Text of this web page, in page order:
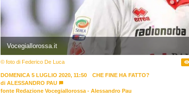
Vocegiallorossa.it
© foto di Federico De Luca
DOMENICA 5 LUGLIO 2020, 11:50
CHE FINE HA FATTO?
di ALESSANDRO PAU
fonte Redazione Vocegiallorossa - Alessandro Pau